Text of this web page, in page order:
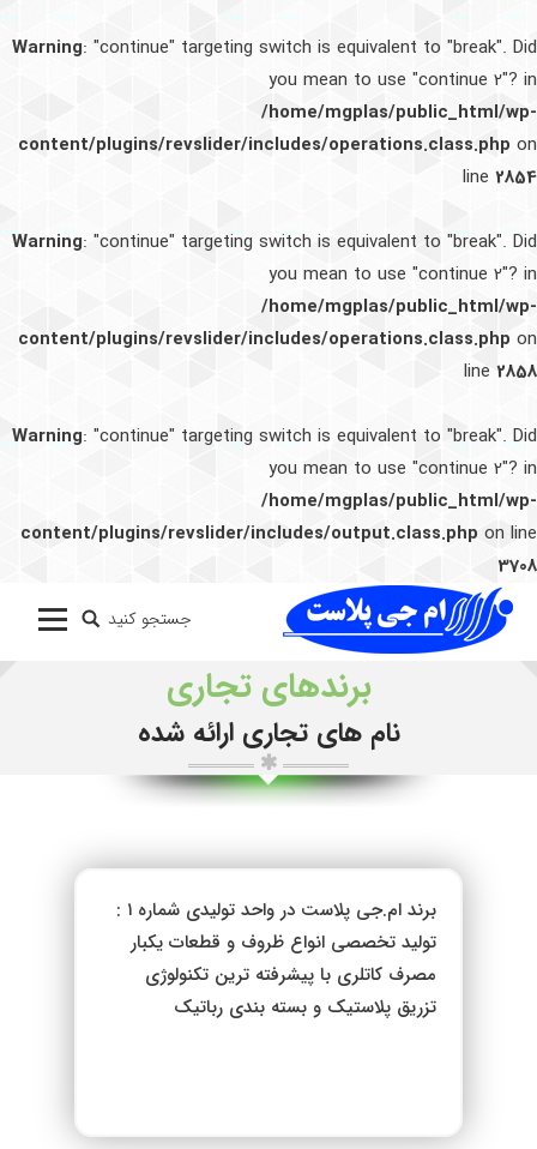
Warning: "continue" targeting switch is equivalent to "break". Did
you mean to use "continue 2"? in
/home/mgplas/public_html/wp-
content/plugins/revslider/includes/operations.class.php on
line 2854
Warning: "continue" targeting switch is equivalent to "break". Did
you mean to use "continue 2"? in
/home/mgplas/public_html/wp-
content/plugins/revslider/includes/operations.class.php on
line 2858
Warning: "continue" targeting switch is equivalent to "break". Did
you mean to use "continue 2"? in
/home/mgplas/public_html/wp-
content/plugins/revslider/includes/output.class.php on line
3708
Search:
جستجو کنید
برندهای تجاری
نام های تجاری ارائه شده
برند ام.جی پلاست در واحد تولیدی شماره ۱ :
تولید تخصصی انواع ظروف و قطعات یکبار
مصرف کاتلری با پیشرفته ترین تکنولوژی
تزریق پلاستیک و بسته بندی رباتیک